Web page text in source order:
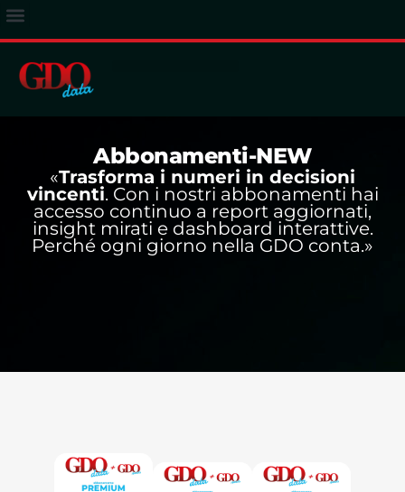
Abbonamenti-NEW
«Trasforma i numeri in decisioni
vincenti. Con i nostri abbonamenti hai
accesso continuo a report aggiornati,
insight mirati e dashboard interattive.
Perché ogni giorno nella GDO conta.»